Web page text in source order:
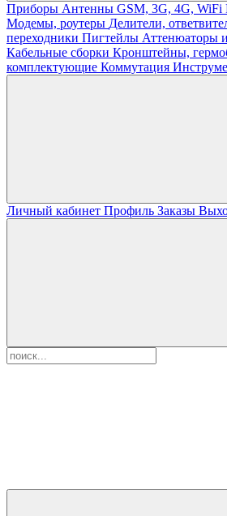
Приборы Антенны GSM, 3G, 4G, WiFi
Модемы, роутеры Делители,
переходники Пигтейлы Аттенюаторы
Кабельные сборки Кронштейны,
комплектующие Коммутация
Личный кабинет Профиль Заказы